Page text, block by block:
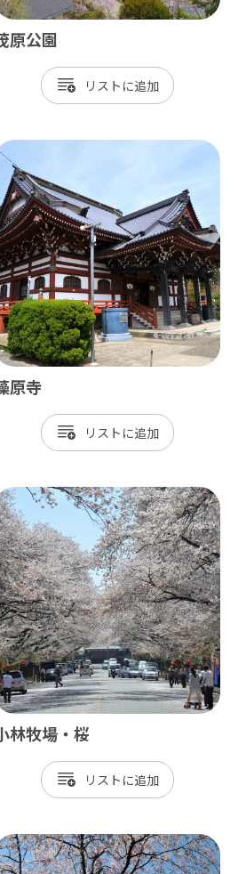
流山市
我孫子市
鎌ケ谷市
かずさ・臨海
君津市
富津市
袖ケ浦市
市原市
原公園
リスト
原寺
リスト
林牧場・桜
リスト